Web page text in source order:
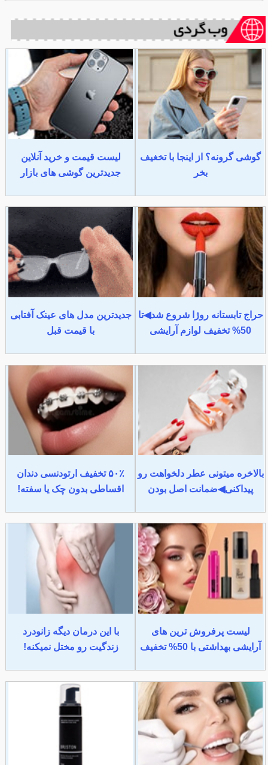
گوشی گرونه؟ از اینجا با تخغیف
بخر
لیست قیمت و خرید آنلاین
جدیدترین گوشی های بازار
حراج تابستانه روژا شروع شد◀تا
50% تخفیف لوازم آرایشی
جدیدترین مدل های عینک آفتابی
با قیمت قبل
بالاخره میتونی عطر دلخواهت رو
پیداکنی◀ضمانت اصل بودن
۵۰٪ تخفیف ارتودنسی دندان
اقساطی بدون چک یا سفته!
لیست پرفروش ترین های
آرایشی بهداشتی با 50% تخفیف
با این درمان دیگه زانودرد
زندگیت رو مختل نمیکنه!